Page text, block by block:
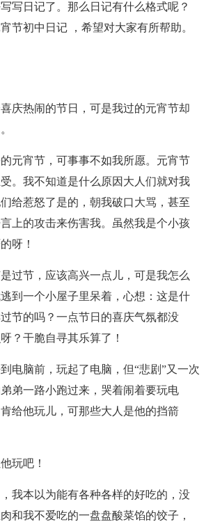
写日记了。那么日记有什么格式呢？
节初中日记 ，希望对大家有所帮助。
庆热闹的节日，可是我过的元宵节却
元宵节，可事事不如我所愿。元宵节
。我不知道是什么原因大人们就对我
给惹怒了是的，朝我破口大骂，甚至
上的攻击来伤害我。虽然我是个小孩
呀！
过节，应该高兴一点儿，可是我怎么
到一个小屋子里呆着，心想：这是什
节的吗？一点节日的喜庆气氛都没
？干脆自寻其乐算了！
电脑前，玩起了电脑，但“悲剧”又一次
弟一路小跑过来，哭着闹着要玩电
给他玩儿，可那些大人是他的挡箭
玩吧！
我本以为能有各种各样的好吃的，没
和我不爱吃的一盘盘酸菜馅的饺子，